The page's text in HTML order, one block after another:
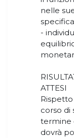
nelle
-
ATTESI
corso di
termine
dovrà